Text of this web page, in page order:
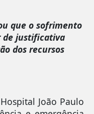
que o sofrimento
de justificativa
dos recursos
João Paulo